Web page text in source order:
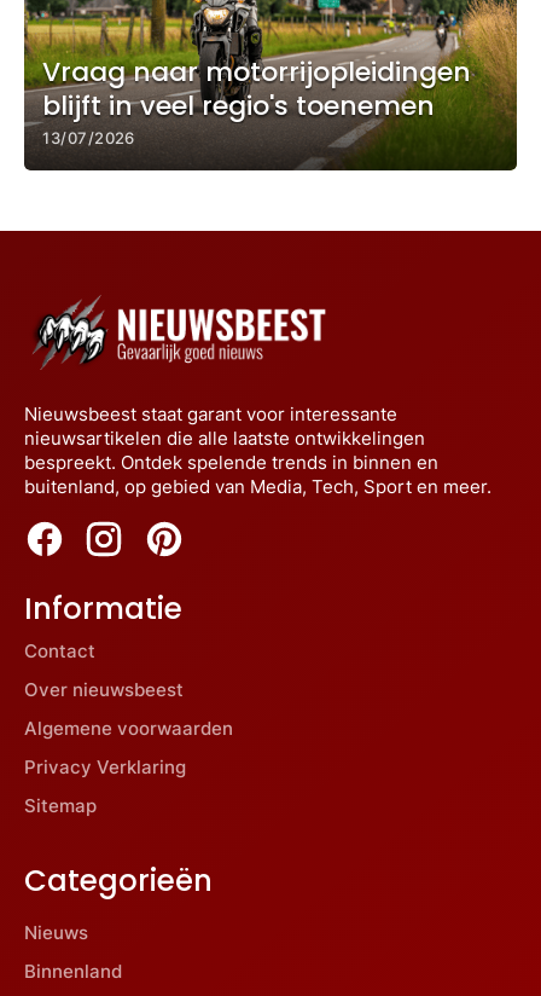
Vraag naar motorrijopleidingen
blijft in veel regio's toenemen
13/07/2026
Nieuwsbeest staat garant voor interessante
nieuwsartikelen die alle laatste ontwikkelingen
bespreekt. Ontdek spelende trends in binnen en
buitenland, op gebied van Media, Tech, Sport en meer.
Informatie
Contact
Over nieuwsbeest
Algemene voorwaarden
Privacy Verklaring
Sitemap
Categorieën
Nieuws
Binnenland